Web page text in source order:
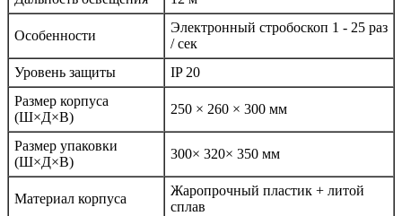
Особенности
Электронный стробоскоп 1 - 25 раз
/ сек
Уровень защиты
IP 20
Размер корпуса
(Ш×Д×В)
250 × 260 × 300 мм
Размер упаковки
(Ш×Д×В)
300× 320× 350 мм
Материал корпуса
Жаропрочный пластик + литой
сплав